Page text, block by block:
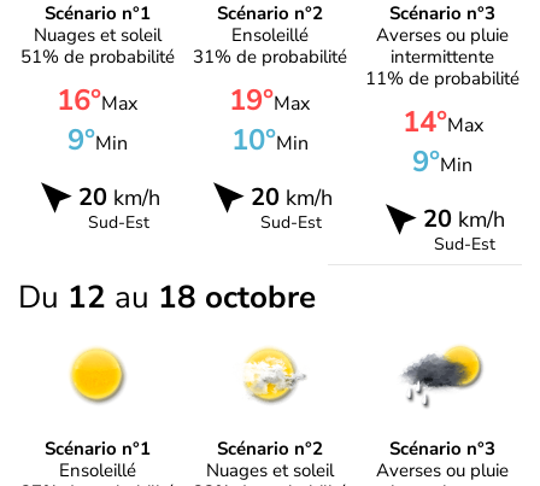
Scénario n°1
Nuages et soleil
51% de probabilité
16°Max
9°Min
20km/h
Sud-Est
Scénario n°2
Ensoleillé
31% de probabilité
19°Max
10°Min
20km/h
Sud-Est
Scénario n°3
Averses ou pluie
intermittente
11% de probabilité
14°Max
9°Min
20 km/h
Sud-Est
Du 12 au 18 octobre
Scénario n°1
Ensoleillé
Scénario n°2
Nuages et soleil
Scénario n°3
Averses ou pluie